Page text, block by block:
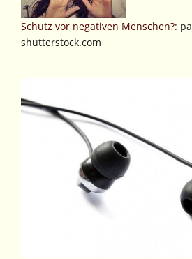
Schutz vor negativen Menschen?:
shutterstock.com